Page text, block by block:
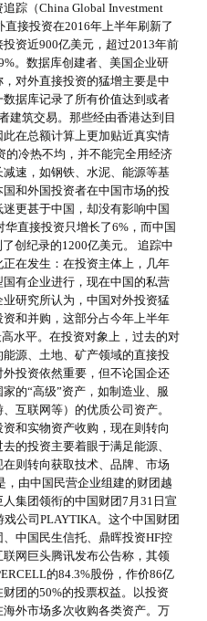
踪（China Global Investment
接投资在2016年上半年刷新了
资近900亿美元，超过2013年前
。数据库创建者、美国企业研
，对外直接投资的猛增主要是中
据库记录了所有价值达到或者
建筑交易。那些经由香港达到目
在总额计算上更加贴近真实情
的冷热不均，并不能完全用经济
速，如钢铁、水泥、能源等基
和外国投资者在中国市场的投
更甚于中国，却没有影响中国
直接投资只增长了6%，而中国
创纪录的1200亿美元。 追踪中
在发生：在投资主体上，几年
有企业进行，现在中国的私营
研究所认为，中国对外投资猛
和并购，这部分占今年上半年
水平。在投资对象上，过去的对
源、土地、矿产领域的直接投
投资依然重要，但不论国企还
的“高级”资产，如制造业、服
互联网等）的优质公司资产。
和实物资产收购，现在则转向
的投资主要着眼于满足能源、
则转向获取技术、品牌、市场
，由中国民营企业组建的财团越
集团领衔的中国财团7月31日宣
公司PLAYTIKA。这个中国财团
中国民生信托、鼎晖投资HF控
网巨头腾讯发布公告称，其领
的84.3%股份，作价86亿
团的50%的投票权益。以投资
外市场多次收购各类资产。万